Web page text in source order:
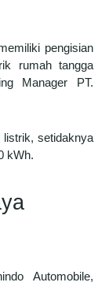
pengisian
rumah tangga
Manager PT.
setidaknya
kWh.
Automobile,